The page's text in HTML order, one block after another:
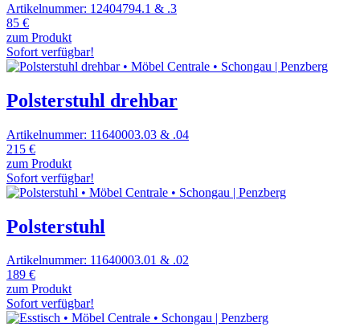
Artikelnummer: 12404794.1 & .3
85 €
zum Produkt
Sofort verfügbar!
Polsterstuhl drehbar
Artikelnummer: 11640003.03 & .04
215 €
zum Produkt
Sofort verfügbar!
Polsterstuhl
Artikelnummer: 11640003.01 & .02
189 €
zum Produkt
Sofort verfügbar!